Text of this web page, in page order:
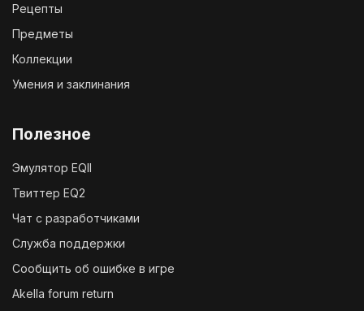
Рецепты
Предметы
Коллекции
Умения и заклинания
Полезное
Эмулятор EQII
Твиттер EQ2
Чат с разработчиками
Служба поддержки
Сообщить об ошибке в игре
Akella forum return